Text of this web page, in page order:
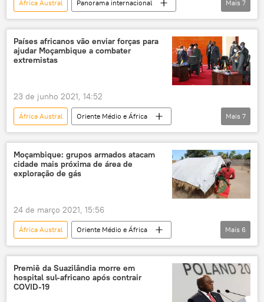
África Austral
Panorama internacional
China
Ásia
África
Norte da África
Cinturão Econômico da Rota da Seda
Mais 7
Países africanos vão enviar forças para
ajudar Moçambique a combater
extremistas
23 de junho 2021, 14:52
África Austral
Oriente Médio e África
Mundo
Notícias
Moçambique
África
jihadismo
conflito
Mais 7
Moçambique: grupos armados atacam
cidade mais próxima de área de
exploração de gás
24 de março 2021, 15:56
África Austral
Oriente Médio e África
Mundo
Notícias
Moçambique
exploração de gás
Total
Mais 6
Premiê da Suazilândia morre em
hospital sul-africano após contrair
COVID-19